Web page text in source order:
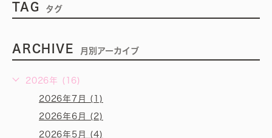
TAG タグ
ARCHIVE 月別アーカイブ
2026年 (16)
2026年7月 (1)
2026年6月 (2)
2026年5月 (4)